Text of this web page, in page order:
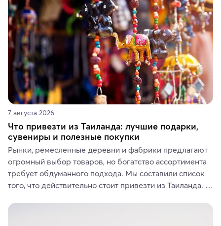
7 августа 2026
Что привезти из Таиланда: лучшие подарки,
сувениры и полезные покупки
Рынки, ремесленные деревни и фабрики предлагают
огромный выбор товаров, но богатство ассортимента
требует обдуманного подхода. Мы составили список
того, что действительно стоит привезти из Таиланда.
средства, одежду, украшения, предметы интерьера